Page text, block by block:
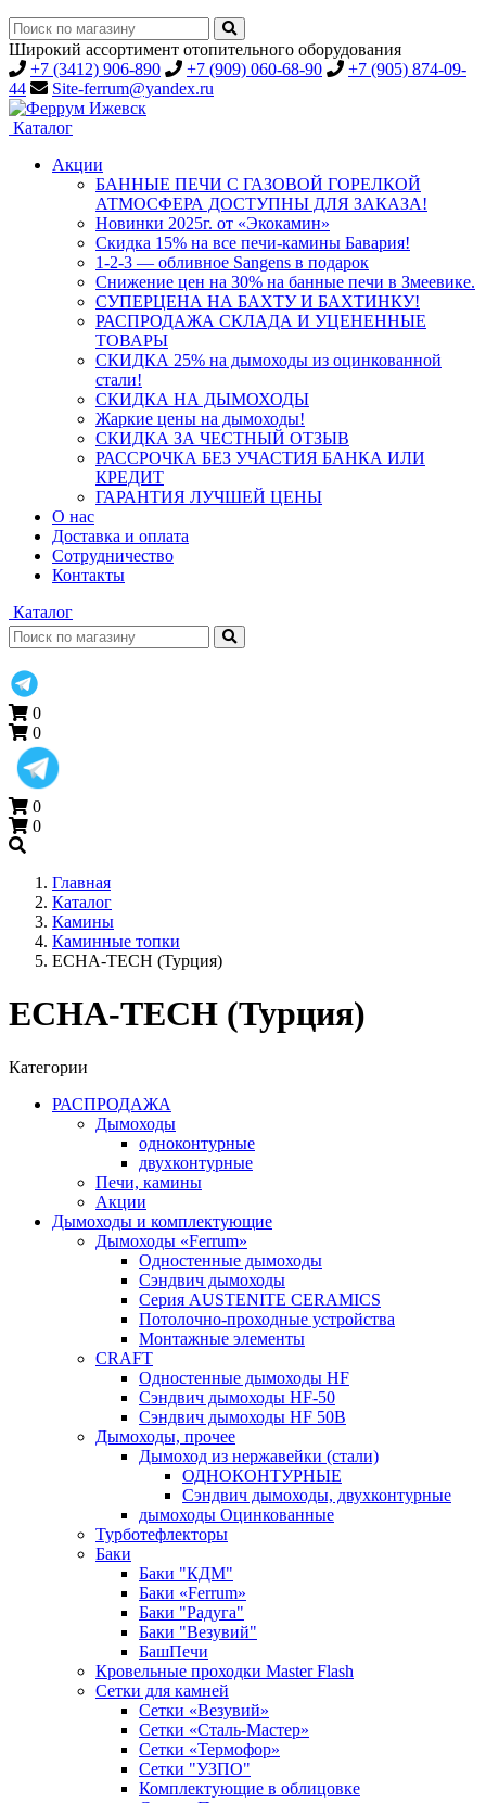
Широкий ассортимент отопительного оборудования
+7 (3412) 906-890
+7 (909) 060-68-90
+7 (905) 874-09-
44
Site-ferrum@yandex.ru
Каталог
Акции
БАННЫЕ ПЕЧИ С ГАЗОВОЙ ГОРЕЛКОЙ
АТМОСФЕРА ДОСТУПНЫ ДЛЯ ЗАКАЗА!
Новинки 2025г. от «Экокамин»
Скидка 15% на все печи-камины Бавария!
1-2-3 — обливное Sangens в подарок
Снижение цен на 30% на банные печи в Змеевике.
СУПЕРЦЕНА НА БАХТУ И БАХТИНКУ!
РАСПРОДАЖА СКЛАДА И УЦЕНЕННЫЕ
ТОВАРЫ
СКИДКА 25% на дымоходы из оцинкованной
стали!
СКИДКА НА ДЫМОХОДЫ
Жаркие цены на дымоходы!
СКИДКА ЗА ЧЕСТНЫЙ ОТЗЫВ
РАССРОЧКА БЕЗ УЧАСТИЯ БАНКА ИЛИ
КРЕДИТ
ГАРАНТИЯ ЛУЧШЕЙ ЦЕНЫ
О нас
Доставка и оплата
Сотрудничество
Контакты
Каталог
0
0
0
0
Главная
Каталог
Камины
Каминные топки
ECHA-TECH (Турция)
ECHA-TECH (Турция)
Категории
РАСПРОДАЖА
Дымоходы
одноконтурные
двухконтурные
Печи, камины
Акции
Дымоходы и комплектующие
Дымоходы «Ferrum»
Одностенные дымоходы
Сэндвич дымоходы
Серия AUSTENITE CERAMICS
Потолочно-проходные устройства
Монтажные элементы
CRAFT
Одностенные дымоходы HF
Сэндвич дымоходы HF-50
Сэндвич дымоходы HF 50B
Дымоходы, прочее
Дымоход из нержавейки (стали)
ОДНОКОНТУРНЫЕ
Сэндвич дымоходы, двухконтурные
дымоходы Оцинкованные
Турботефлекторы
Баки
Баки "КДМ"
Баки «Ferrum»
Баки "Радуга"
Баки "Везувий"
БашПечи
Кровельные проходки Master Flash
Сетки для камней
Сетки «Везувий»
Сетки «Сталь-Мастер»
Сетки «Термофор»
Сетки "УЗПО"
Комплектующие в облицовке